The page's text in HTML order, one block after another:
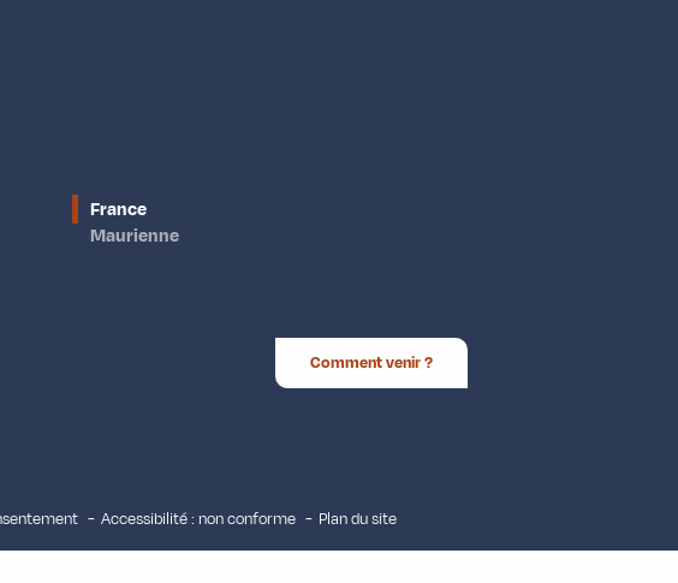
France
Maurienne
Comment venir ?
Accessibilité : non conforme Plan du site